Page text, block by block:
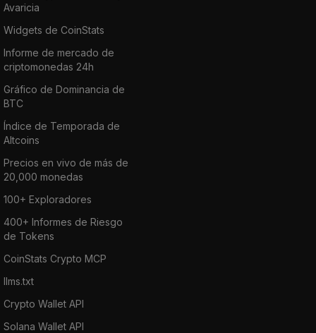
Avaricia
Widgets de CoinStats
Informe de mercado de
criptomonedas 24h
Gráfico de Dominancia de
BTC
Índice de Temporada de
Altcoins
Precios en vivo de más de
20,000 monedas
100+ Exploradores
400+ Informes de Riesgo
de Tokens
CoinStats Crypto MCP
llms.txt
Crypto Wallet API
Solana Wallet API